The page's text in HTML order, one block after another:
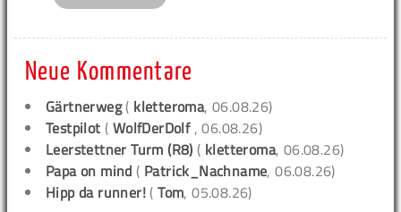
Neue Kommentare
Gärtnerweg( kletteroma, 06.08.26)
Testpilot ( WolfDerDolf , 06.08.26)
Leerstettner Turm (R8) ( kletteroma, 06.08.26)
Papa on mind ( Patrick_Nachname, 06.08.26)
Hipp da runner! (Tom, 05.08.26)